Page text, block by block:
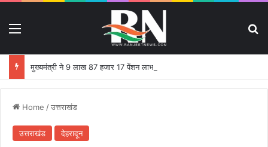
Home /उत्तराखंड
उत्तराखंड देहरादून